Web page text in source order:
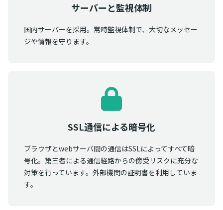
サーバーと監視体制
国内サーバーを採用。常時監視体制で、大切なメッセー
ジや情報を守ります。
SSL通信による暗号化
ブラウザとwebサーバ間の通信はSSLによってすべて暗
号化。第三者による通信経路からの傍受リスクに充分な
対策を行っています。外部機関の証明書を利用していま
す。